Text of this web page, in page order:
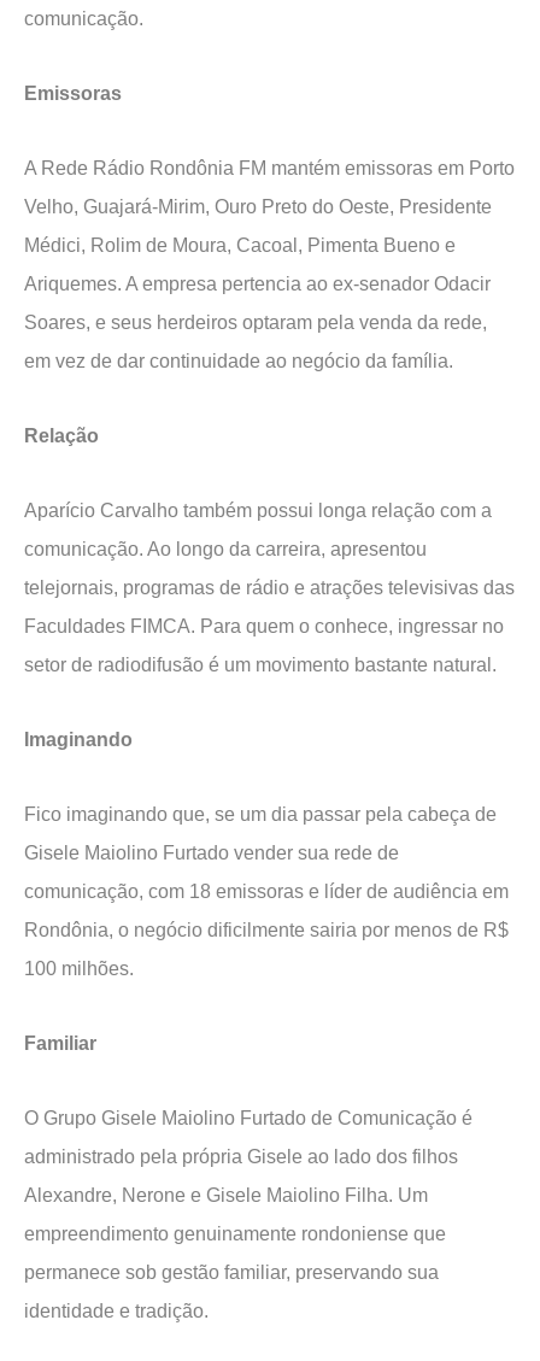
comunicação.
Emissoras
A Rede Rádio Rondônia FM mantém emissoras em Porto
Velho, Guajará-Mirim, Ouro Preto do Oeste, Presidente
Médici, Rolim de Moura, Cacoal, Pimenta Bueno e
Ariquemes. A empresa pertencia ao ex-senador Odacir
Soares, e seus herdeiros optaram pela venda da rede,
em vez de dar continuidade ao negócio da família.
Relação
Aparício Carvalho também possui longa relação com a
comunicação. Ao longo da carreira, apresentou
telejornais, programas de rádio e atrações televisivas das
Faculdades FIMCA. Para quem o conhece, ingressar no
setor de radiodifusão é um movimento bastante natural.
Imaginando
Fico imaginando que, se um dia passar pela cabeça de
Gisele Maiolino Furtado vender sua rede de
comunicação, com 18 emissoras e líder de audiência em
Rondônia, o negócio dificilmente sairia por menos de R$
100 milhões.
Familiar
O Grupo Gisele Maiolino Furtado de Comunicação é
administrado pela própria Gisele ao lado dos filhos
Alexandre, Nerone e Gisele Maiolino Filha. Um
empreendimento genuinamente rondoniense que
permanece sob gestão familiar, preservando sua
identidade e tradição.